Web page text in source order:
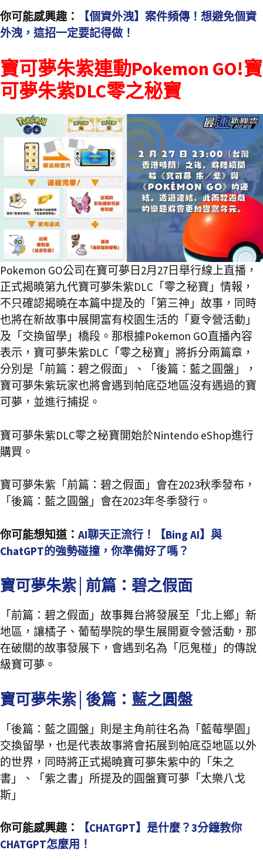
你可能感興趣：
【個資外洩】案件頻傳！想避免個資
外洩，這招一定要記得做！
寶可夢朱紫連動Pokemon GO!寶
可夢朱紫DLC零之秘寶
Pokemon GO公司在寶可夢日2月27日舉行線上直播，
正式揭曉第九代寶可夢朱紫DLC「零之秘寶」情報，
不只確認揭曉在本篇中提及的「第三神」故事，同時
也將在新故事中展開富有校園生活的「夏令營活動」
及「交換留學」橋段。那根據Pokemon GO直播內容
表示，寶可夢朱紫DLC「零之秘寶」將拆分兩篇章，
分別是「前篇：碧之假面」、「後篇：藍之圓盤」，
寶可夢朱紫玩家也將會遇到帕底亞地區沒有遇過的寶
可夢，並進行捕捉。
寶可夢朱紫DLC零之秘寶開始於Nintendo eShop進行
購買。
寶可夢朱紫「前篇：碧之假面」會在2023秋季發布，
「後篇：藍之圓盤」會在2023年冬季發行。
你可能想知道： AI聊天正流行！【Bing AI】與
ChatGPT的強勢碰撞，你準備好了嗎？
寶可夢朱紫│前篇：碧之假面
「前篇：碧之假面」故事舞台將發展至「北上鄉」新
地區，讓橘子、葡萄學院的學生展開夏令營活動，那
在破關的故事發展下，會遇到名為「厄鬼椪」的傳說
級寶可夢。
寶可夢朱紫│後篇：藍之圓盤
「後篇：藍之圓盤」則是主角前往名為「藍莓學園」
交換留學，也是代表故事將會拓展到帕底亞地區以外
的世界，同時將正式揭曉寶可夢朱紫中的「朱之
書」、「紫之書」所提及的圓盤寶可夢「太樂八戈
斯」
你可能感興趣：
【CHATGPT】是什麼？3分鐘教你
CHATGPT怎麼用！